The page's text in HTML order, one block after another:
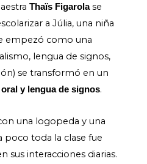
Thaïs Figarolase
a Júlia, una niña
empezó como una
lengua de signos,
se transformó en un
oral y lengua de signos.
una logopeda y una
poco toda la clase fue
sus interacciones diarias.